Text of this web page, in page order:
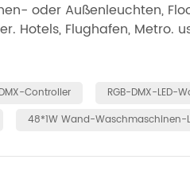
oder Außenleuchten,
Hotels, Flughafen, Metro.
Controller RGB-DMX-LED-
48*1W Wand-Waschmaschinen-